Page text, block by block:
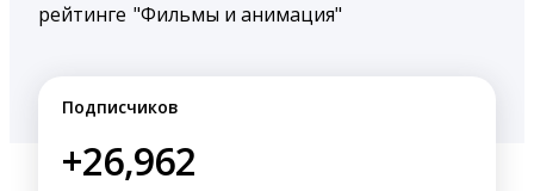
рейтинге "Фильмы и анимация"
Подписчиков
+26,962